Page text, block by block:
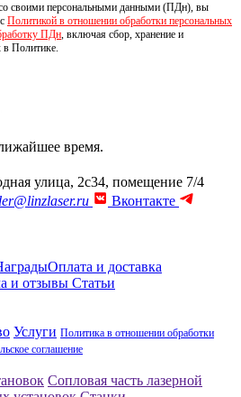
своими персональными данными (ПДн), вы
Политикой в отношении обработки персональных
ПДн, включая сбор, хранение и
в Политике.
время.
улица, 2с34, помещение 7/4
Вконтакте
Оплата и доставка
и отзывы Статьи
Услуги Политика в отношении обработки
соглашение
Сопловая часть лазерной